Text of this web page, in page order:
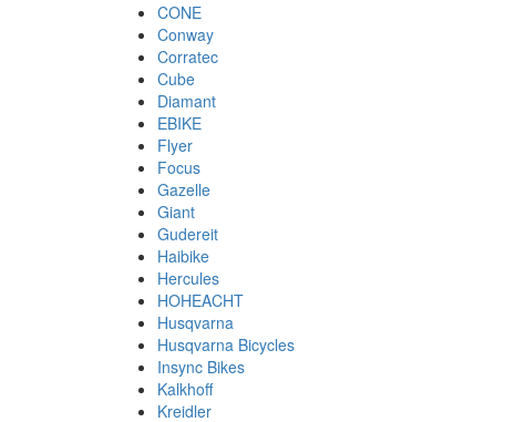
CONE
Conway
Corratec
Cube
Diamant
EBIKE
Flyer
Focus
Gazelle
Giant
Gudereit
Haibike
Hercules
HOHEACHT
Husqvarna
Husqvarna Bicycles
Insync Bikes
Kalkhoff
Kreidler